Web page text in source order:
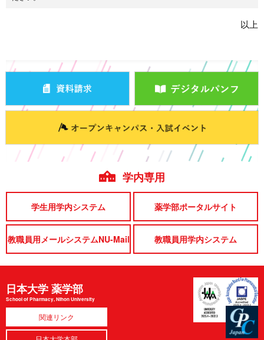
以上
学内専用
学生用学内システム 薬学部ポータルサイト
教職員用メールシステムNU-Mail 教職員用学内システム
日本大学 薬学部
School of Pharmacy, Nihon University
関連リンク